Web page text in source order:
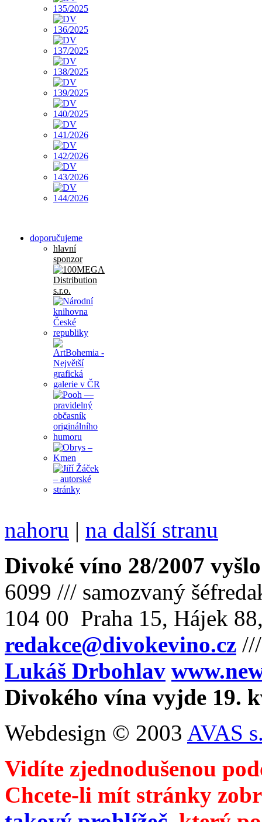
doporučujeme
hlavní
sponzor
nahoru | na další stranu
Divoké víno 28/2007
6099 /// samozvaný
104 00 Praha 15, Hájek
redakce@divokevino.cz
Lukáš Drbohlav
Divokého vína vyjde 19.
Webdesign © 2003 AVAS
Vidíte zjednodušenou
Chcete-li mít stránky